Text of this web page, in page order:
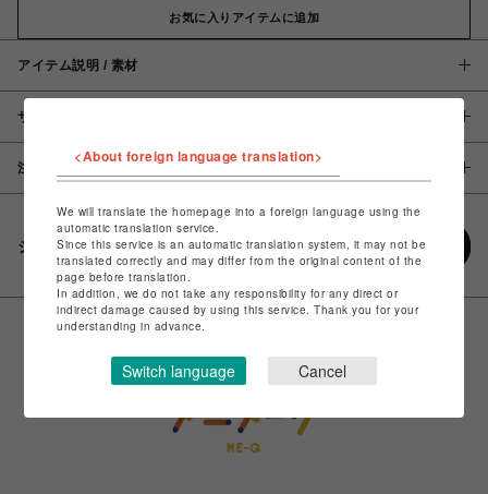
お気に入りアイテムに追加
アイテム説明 / 素材
サイズ
注意事項
シェアする
<About foreign language translation>
We will translate the homepage into a foreign language using the
automatic translation service.
Since this service is an automatic translation system, it may not be
translated correctly and may differ from the original content of the
page before translation.
In addition, we do not take any responsibility for any direct or
indirect damage caused by using this service. Thank you for your
understanding in advance.
Switch language Cancel